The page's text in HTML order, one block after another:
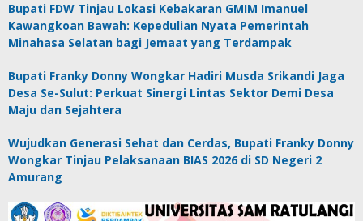
Bupati FDW Tinjau Lokasi Kebakaran GMIM Imanuel
Kawangkoan Bawah: Kepedulian Nyata Pemerintah
Minahasa Selatan bagi Jemaat yang Terdampak
Bupati Franky Donny Wongkar Hadiri Musda Srikandi Jaga
Desa Se-Sulut: Perkuat Sinergi Lintas Sektor Demi Desa
Maju dan Sejahtera
Wujudkan Generasi Sehat dan Cerdas, Bupati Franky Donny
Wongkar Tinjau Pelaksanaan BIAS 2026 di SD Negeri 2
Amurang